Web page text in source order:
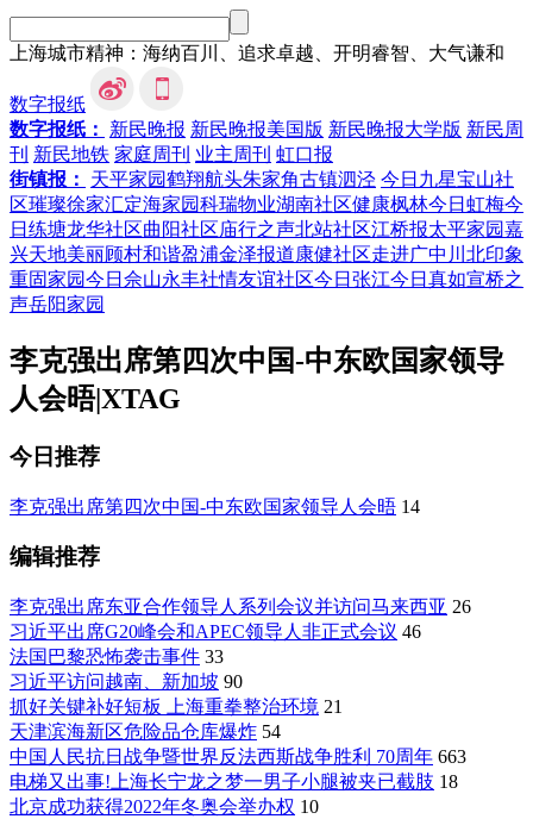
上海城市精神：海纳百川、追求卓越、开明睿智、大气谦和
数字报纸
数字报纸：
新民晚报 新民晚报美国版 新民晚报大学版 新民周
刊 新民地铁 家庭周刊 业主周刊 虹口报
街镇报：
天平家园鹤翔航头朱家角古镇泗泾 今日九星宝山社
区璀璨徐家汇定海家园科瑞物业湖南社区健康枫林今日虹梅今
日练塘龙华社区曲阳社区庙行之声北站社区江桥报太平家园嘉
兴天地美丽顾村和谐盈浦金泽报道康健社区走进广中 川北印象
重固家园今日佘山永丰社情友谊社区今日张江今日真如宣桥之
声岳阳家园
李克强出席第四次中国-中东欧国家领导
人会晤|XTAG
今日推荐
李克强出席第四次中国-中东欧国家领导人会晤 14
编辑推荐
李克强出席东亚合作领导人系列会议并访问马来西亚 26
习近平出席G20峰会和APEC领导人非正式会议 46
法国巴黎恐怖袭击事件 33
习近平访问越南、新加坡 90
抓好关键补好短板 上海重拳整治环境 21
天津滨海新区危险品仓库爆炸 54
中国人民抗日战争暨世界反法西斯战争胜利 70周年 663
电梯又出事!上海长宁龙之梦一男子小腿被夹已截肢 18
北京成功获得2022年冬奥会举办权 10